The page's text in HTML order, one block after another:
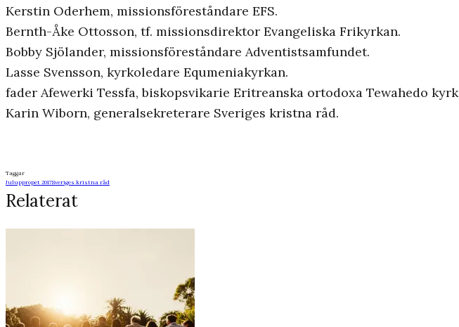
Kerstin Oderhem, missionsföreståndare EFS.
Bernth-Åke Ottosson, tf. missionsdirektor Evangeliska Frikyrkan.
Bobby Sjölander, missionsföreståndare Adventistsamfundet.
Lasse Svensson, kyrkoledare Equmeniakyrkan.
fader Afewerki Tessfa, biskopsvikarie Eritreanska ortodoxa Tewahedo
Karin Wiborn, generalsekreterare Sveriges kristna råd.
Taggar
Juluppropet 2017Sveriges kristna råd
Relaterat